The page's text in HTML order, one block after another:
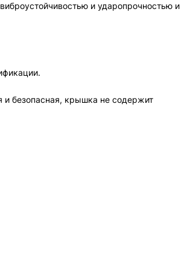
и ударопрочностью и
и безопасная, крышка не содержит